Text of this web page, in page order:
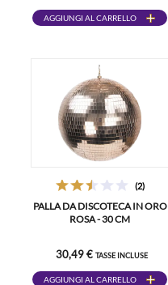
AGGIUNGI AL CARRELLO
(2)
PALLA DA DISCOTECA IN ORO
ROSA - 30 CM
30,49 € TASSE INCLUSE
AGGIUNGI AL CARRELLO